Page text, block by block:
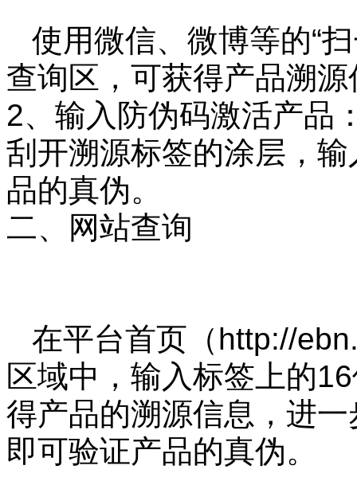
使用微信、微博等的“
查询区，可获得产品溯源
2、输入防伪码激活产品
刮开溯源标签的涂层，
品的真伪。
二、网站查询
在平台首页（http://
区域中，输入标签上的
得产品的溯源信息，进
即可验证产品的真伪。